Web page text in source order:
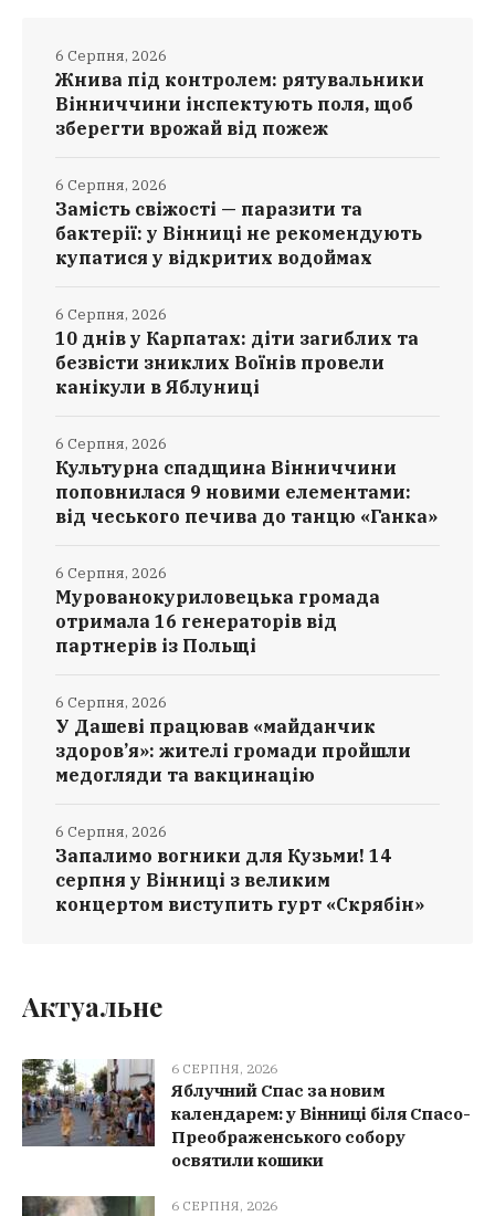
Жнива під контролем: рятувальники
Вінниччини інспектують поля, щоб
зберегти врожай від пожеж
6 Серпня, 2026
Замість свіжості — паразити та
бактерії: у Вінниці не рекомендують
купатися у відкритих водоймах
6 Серпня, 2026
10 днів у Карпатах: діти загиблих та
безвісти зниклих Воїнів провели
канікули в Яблуниці
6 Серпня, 2026
Культурна спадщина Вінниччини
поповнилася 9 новими елементами:
від чеського печива до танцю «Ганка»
6 Серпня, 2026
Мурованокуриловецька громада
отримала 16 генераторів від
партнерів із Польщі
6 Серпня, 2026
У Дашеві працював «майданчик
здоров’я»: жителі громади пройшли
медогляди та вакцинацію
6 Серпня, 2026
Запалимо вогники для Кузьми! 14
серпня у Вінниці з великим
концертом виступить гурт «Скрябін»
6 Серпня, 2026
Актуальне
6 СЕРПНЯ, 2026
Яблучний Спас за новим
календарем: у Вінниці біля Спасо-
Преображенського собору
освятили кошики
6 СЕРПНЯ, 2026